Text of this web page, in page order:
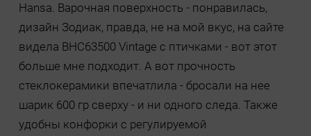
Hansa. Варочная поверхность - понравилась,
дизайн Зодиак, правда, не на мой вкус, на сайте
видела BHC63500 Vintage c птичками - вот этот
больше мне подходит. А вот прочность
стеклокерамики впечатлила - бросали на нее
шарик 600 гр сверху - и ни одного следа. Также
удобны конфорки с регулируемой